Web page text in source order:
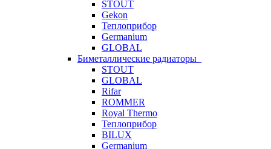
STOUT
Gekon
Теплоприбор
Germanium
GLOBAL
Биметаллические радиаторы
STOUT
GLOBAL
Rifar
ROMMER
Royal Thermo
Теплоприбор
BILUX
Germanium